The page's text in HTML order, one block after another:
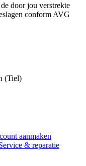
door jou verstrekte
conform AVG
(Tiel)
aanmaken
& reparatie